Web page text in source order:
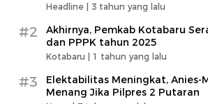
Headline | 3 tahun yang lalu
#2
Akhirnya, Pemkab Kotabaru
dan PPPK tahun 2025
Kotabaru | 1 tahun yang lalu
#3
Elektabilitas Meningkat, Anies-
Menang Jika Pilpres 2 Putaran